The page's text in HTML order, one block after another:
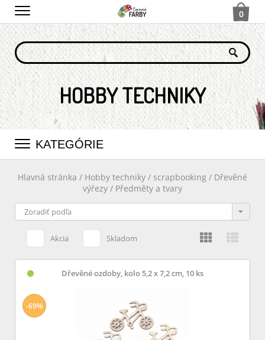
0
HOBBY TECHNIKY
KATEGÓRIE
Hlavná stránka / Hobby techniky / scrapbooking / Dřevěné
výřezy / Předměty a tvary
Akcia Skladom
Dřevěné ozdoby, kolo 5,2 x 7,2 cm, 10 ks
-69%